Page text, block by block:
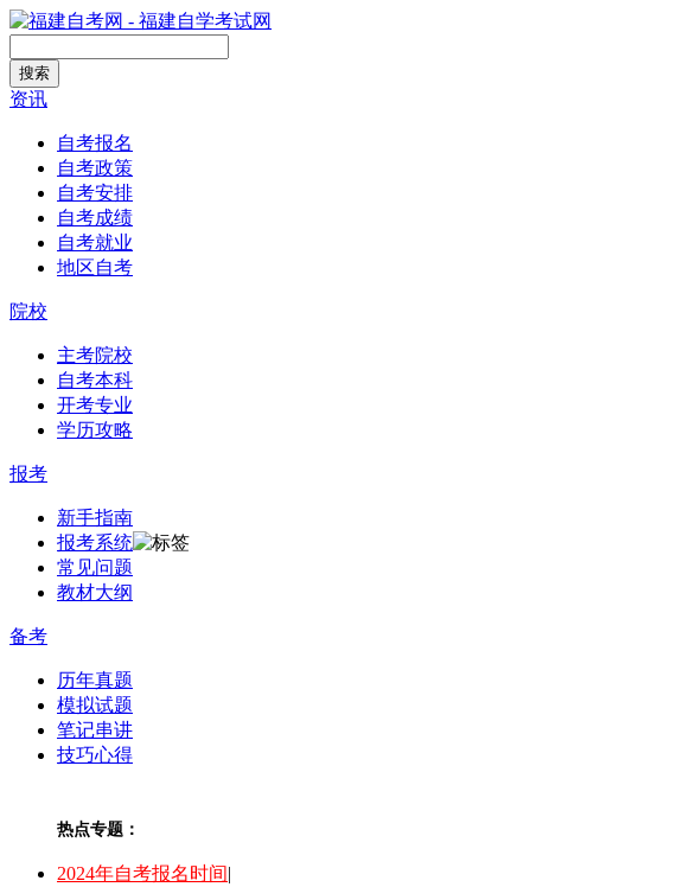
搜索
资讯
自考报名
自考政策
自考安排
自考成绩
自考就业
地区自考
院校
主考院校
自考本科
开考专业
学历攻略
报考
新手指南
报考系统
常见问题
教材大纲
备考
历年真题
模拟试题
笔记串讲
技巧心得
热点专题：
2024年自考报名时间|